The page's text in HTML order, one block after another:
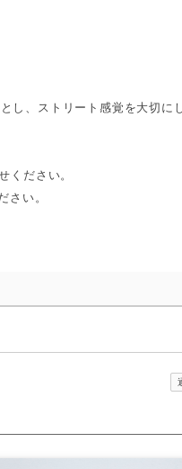
し、ストリート感覚を大切に
ください。
い。